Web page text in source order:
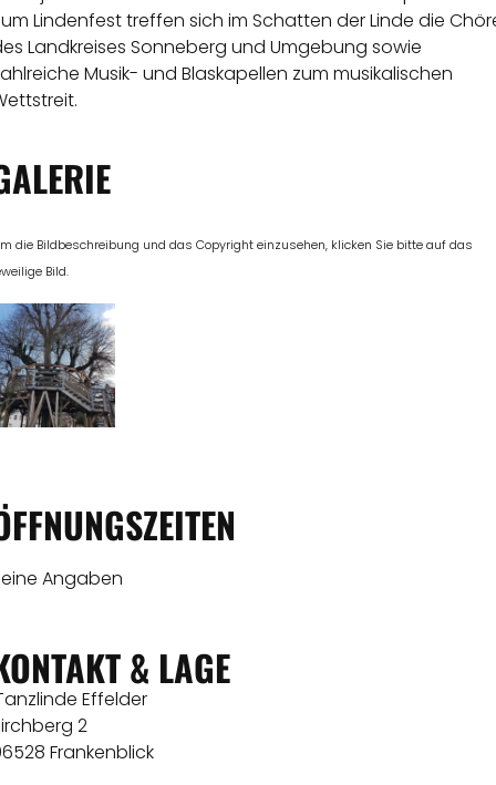
Lindenfest treffen sich im Schatten der Linde die
Landkreises Sonneberg und Umgebung sowie
Musik- und Blaskapellen zum musikalischen
die Bildbeschreibung und das Copyright einzusehen, klicken Sie bitte auf das
Bild.
Angaben
& LAGE
Effelder
2
Frankenblick